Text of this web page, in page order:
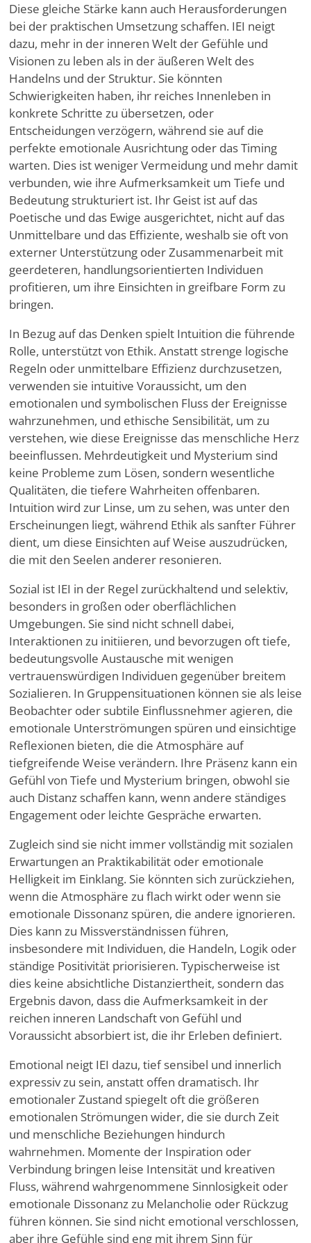
Diese gleiche Stärke kann auch Herausforderungen
bei der praktischen Umsetzung schaffen. IEI neigt
dazu, mehr in der inneren Welt der Gefühle und
Visionen zu leben als in der äußeren Welt des
Handelns und der Struktur. Sie könnten
Schwierigkeiten haben, ihr reiches Innenleben in
konkrete Schritte zu übersetzen, oder
Entscheidungen verzögern, während sie auf die
perfekte emotionale Ausrichtung oder das Timing
warten. Dies ist weniger Vermeidung und mehr damit
verbunden, wie ihre Aufmerksamkeit um Tiefe und
Bedeutung strukturiert ist. Ihr Geist ist auf das
Poetische und das Ewige ausgerichtet, nicht auf das
Unmittelbare und das Effiziente, weshalb sie oft von
externer Unterstützung oder Zusammenarbeit mit
geerdeteren, handlungsorientierten Individuen
profitieren, um ihre Einsichten in greifbare Form zu
bringen.
In Bezug auf das Denken spielt Intuition die führende
Rolle, unterstützt von Ethik. Anstatt strenge logische
Regeln oder unmittelbare Effizienz durchzusetzen,
verwenden sie intuitive Voraussicht, um den
emotionalen und symbolischen Fluss der Ereignisse
wahrzunehmen, und ethische Sensibilität, um zu
verstehen, wie diese Ereignisse das menschliche Herz
beeinflussen. Mehrdeutigkeit und Mysterium sind
keine Probleme zum Lösen, sondern wesentliche
Qualitäten, die tiefere Wahrheiten offenbaren.
Intuition wird zur Linse, um zu sehen, was unter den
Erscheinungen liegt, während Ethik als sanfter Führer
dient, um diese Einsichten auf Weise auszudrücken,
die mit den Seelen anderer resonieren.
Sozial ist IEI in der Regel zurückhaltend und selektiv,
besonders in großen oder oberflächlichen
Umgebungen. Sie sind nicht schnell dabei,
Interaktionen zu initiieren, und bevorzugen oft tiefe,
bedeutungsvolle Austausche mit wenigen
vertrauenswürdigen Individuen gegenüber breitem
Sozialieren. In Gruppensituationen können sie als leise
Beobachter oder subtile Einflussnehmer agieren, die
emotionale Unterströmungen spüren und einsichtige
Reflexionen bieten, die die Atmosphäre auf
tiefgreifende Weise verändern. Ihre Präsenz kann ein
Gefühl von Tiefe und Mysterium bringen, obwohl sie
auch Distanz schaffen kann, wenn andere ständiges
Engagement oder leichte Gespräche erwarten.
Zugleich sind sie nicht immer vollständig mit sozialen
Erwartungen an Praktikabilität oder emotionale
Helligkeit im Einklang. Sie könnten sich zurückziehen,
wenn die Atmosphäre zu flach wirkt oder wenn sie
emotionale Dissonanz spüren, die andere ignorieren.
Dies kann zu Missverständnissen führen,
insbesondere mit Individuen, die Handeln, Logik oder
ständige Positivität priorisieren. Typischerweise ist
dies keine absichtliche Distanziertheit, sondern das
Ergebnis davon, dass die Aufmerksamkeit in der
reichen inneren Landschaft von Gefühl und
Voraussicht absorbiert ist, die ihr Erleben definiert.
Emotional neigt IEI dazu, tief sensibel und innerlich
expressiv zu sein, anstatt offen dramatisch. Ihr
emotionaler Zustand spiegelt oft die größeren
emotionalen Strömungen wider, die sie durch Zeit
und menschliche Beziehungen hindurch
wahrnehmen. Momente der Inspiration oder
Verbindung bringen leise Intensität und kreativen
Fluss, während wahrgenommene Sinnlosigkeit oder
emotionale Dissonanz zu Melancholie oder Rückzug
führen können. Sie sind nicht emotional verschlossen,
aber ihre Gefühle sind eng mit ihrem Sinn für